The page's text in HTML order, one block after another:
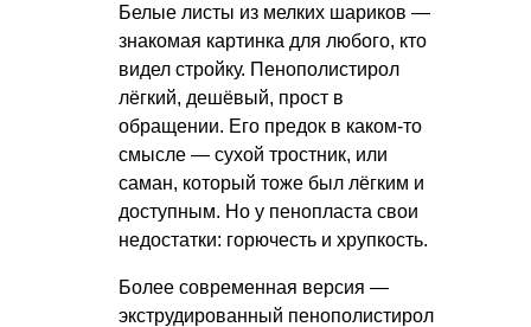
Белые листы из мелких шариков —
знакомая картинка для любого, кто
видел стройку. Пенополистирол
лёгкий, дешёвый, прост в
обращении. Его предок в каком-то
смысле — сухой тростник, или
саман, который тоже был лёгким и
доступным. Но у пенопласта свои
недостатки: горючесть и хрупкость.
Более современная версия —
экструдированный пенополистирол